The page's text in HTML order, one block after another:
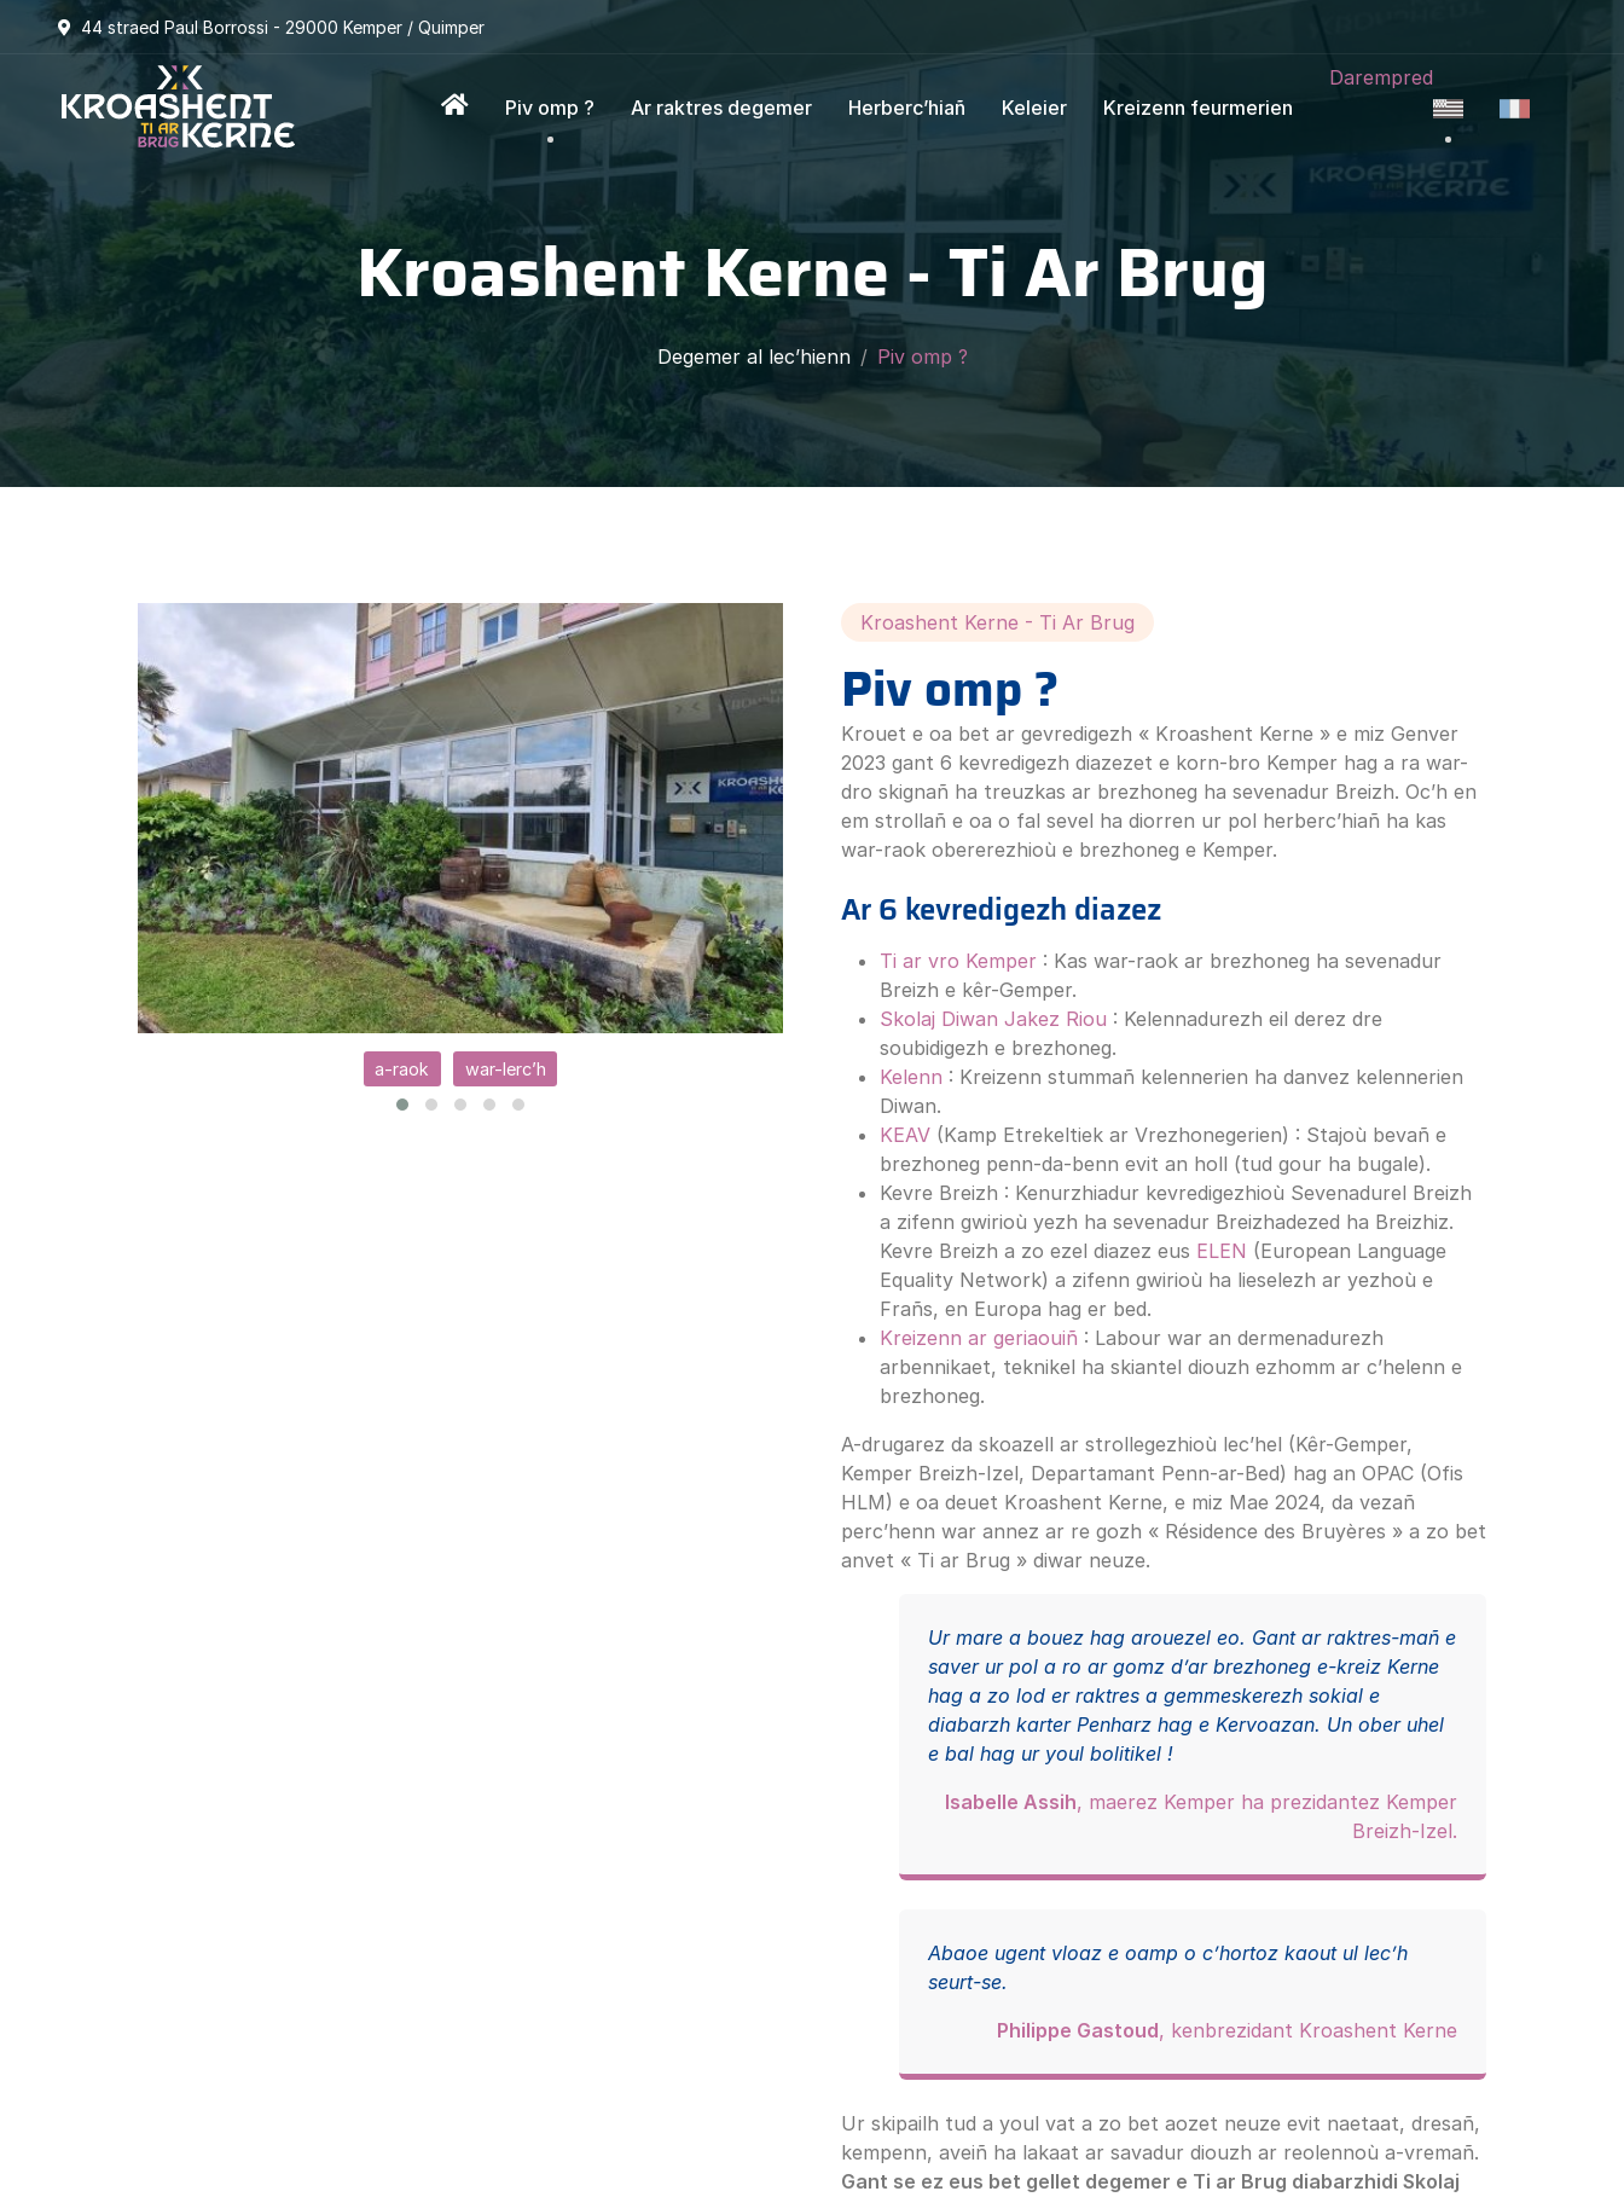
44 straed Paul Borrossi - 29000 Kemper / Quimper
Piv omp ? Ar raktres degemer Herberc’hiañ Keleier Kreizenn feurmerien
Darempred
Kroashent Kerne - Ti Ar Brug
Degemer al lec’hienn Piv omp ?
a-raok war-lerc’h
Kroashent Kerne - Ti Ar Brug
Piv omp ?
Krouet e oa bet ar gevredigezh « Kroashent Kerne » e miz Genver
2023 gant 6 kevredigezh diazezet e korn-bro Kemper hag a ra war-
dro skignañ ha treuzkas ar brezhoneg ha sevenadur Breizh. Oc’h en
em strollañ e oa o fal sevel ha diorren ur pol herberc’hiañ ha kas
war-raok obererezhioù e brezhoneg e Kemper.
Ar 6 kevredigezh diazez
Ti ar vro Kemper : Kas war-raok ar brezhoneg ha sevenadur
Breizh e kêr-Gemper.
Skolaj Diwan Jakez Riou : Kelennadurezh eil derez dre
soubidigezh e brezhoneg.
Kelenn : Kreizenn stummañ kelennerien ha danvez kelennerien
Diwan.
KEAV (Kamp Etrekeltiek ar Vrezhonegerien) : Stajoù bevañ e
brezhoneg penn-da-benn evit an holl (tud gour ha bugale).
Kevre Breizh : Kenurzhiadur kevredigezhioù Sevenadurel Breizh
a zifenn gwirioù yezh ha sevenadur Breizhadezed ha Breizhiz.
Kevre Breizh a zo ezel diazez eus ELEN (European Language
Equality Network) a zifenn gwirioù ha lieselezh ar yezhoù e
Frañs, en Europa hag er bed.
Kreizenn ar geriaouiñ : Labour war an dermenadurezh
arbennikaet, teknikel ha skiantel diouzh ezhomm ar c’helenn e
brezhoneg.
A-drugarez da skoazell ar strollegezhioù lec’hel (Kêr-Gemper,
Kemper Breizh-Izel, Departamant Penn-ar-Bed) hag an OPAC (Ofis
HLM) e oa deuet Kroashent Kerne, e miz Mae 2024, da vezañ
perc’henn war annez ar re gozh « Résidence des Bruyères » a zo bet
anvet « Ti ar Brug » diwar neuze.
Ur mare a bouez hag arouezel eo. Gant ar raktres-mañ e
saver ur pol a ro ar gomz d’ar brezhoneg e-kreiz Kerne
hag a zo lod er raktres a gemmeskerezh sokial e
diabarzh karter Penharz hag e Kervoazan. Un ober uhel
e bal hag ur youl bolitikel !
Isabelle Assih, maerez Kemper ha prezidantez Kemper
Breizh-Izel.
Abaoe ugent vloaz e oamp o c’hortoz kaout ul lec’h
seurt-se.
Philippe Gastoud, kenbrezidant Kroashent Kerne
Ur skipailh tud a youl vat a zo bet aozet neuze evit naetaat, dresañ,
kempenn, aveiñ ha lakaat ar savadur diouzh ar reolennoù a-vremañ.
Gant se ez eus bet gellet degemer e Ti ar Brug diabarzhidi Skolaj